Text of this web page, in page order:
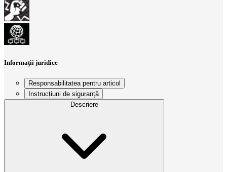
Informații juridice
Responsabilitatea pentru articol
Instrucțiuni de siguranță
Descriere